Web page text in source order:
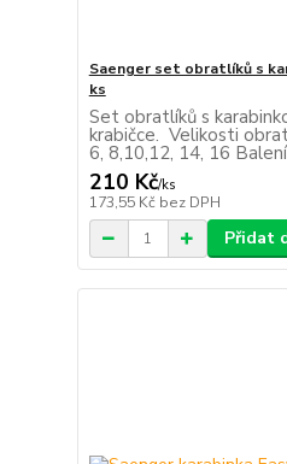
Saenger set obratlíků s
ks
Set obratlíků s
krabičce. Velikosti
6, 8,10,12, 14, 16
210 Kč/ks
173,55 Kč bez DPH
Přidat